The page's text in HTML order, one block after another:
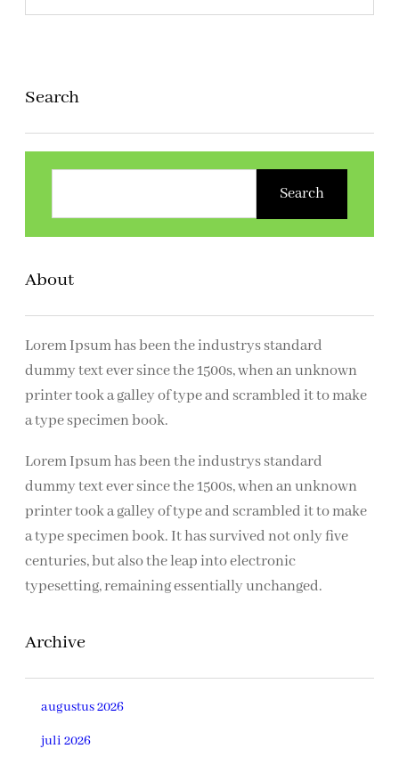
Search
k
n
Search
About
Lorem Ipsum has been the industrys standard
dummy text ever since the 1500s, when an unknown
printer took a galley of type and scrambled it to make
a type specimen book.
Lorem Ipsum has been the industrys standard
dummy text ever since the 1500s, when an unknown
printer took a galley of type and scrambled it to make
a type specimen book. It has survived not only five
centuries, but also the leap into electronic
typesetting, remaining essentially unchanged.
Archive
augustus 2026
juli 2026